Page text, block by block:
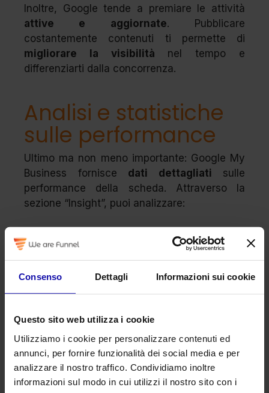
Consenso Dettagli Informazioni sui cookie
Questo sito web utilizza i cookie
Utilizziamo i cookie per personalizzare contenuti ed
annunci, per fornire funzionalità dei social media e per
analizzare il nostro traffico. Condividiamo inoltre
informazioni sul modo in cui utilizzi il nostro sito con i
Inoltre, Google tende a premiare le attività
attive e aggiornate. Pubblicare
costantemente contenuti ti permette di
migliorare la visibilità nel tempo e
differenziarti dalla concorrenza.
Analisi e statistiche
sulle performance
Ultimo ma non meno importante: Google My
Business fornisce dati dettagliati sulle
performance della scheda. Attraverso la
sezione “Insight”, puoi analizzare:
quante persone hanno visualizzato la
discovery, brand);
quante chiamate hai ricevuto;
quanti clic al sito sono stati generati;
performance dei post e delle foto.
Questi dati sono preziosissimi per capire